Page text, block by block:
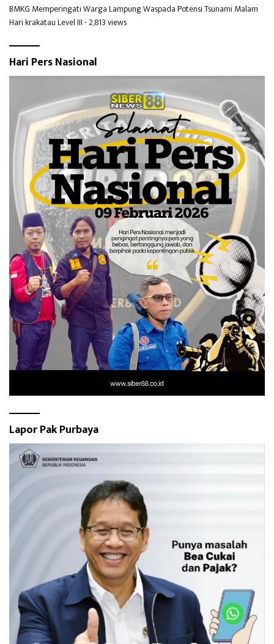
BMKG Memperingati Warga Lampung Waspada Potensi Tsunami Malam
Hari krakatau Level III- 2,813 views
Hari Pers Nasional
Lapor Pak Purbaya